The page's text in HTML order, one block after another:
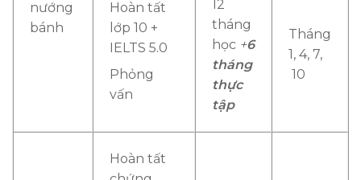
nướng
bánh
Hoàn tất
lớp 10 +
IELTS 5.0
Phỏng
vấn
12
tháng
học +6
tháng
thực
tập
Tháng
1, 4, 7,
10
Hoàn tất